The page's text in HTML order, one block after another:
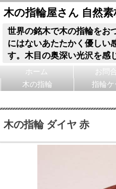
木の指輪屋さん 自然
世界の銘木で木の指輪をお
にはないあたたかく優しい
す。木目の奥深い光沢を感
ホーム お問
木の指輪
指輪ケ
木の指輪 ダイヤ 赤